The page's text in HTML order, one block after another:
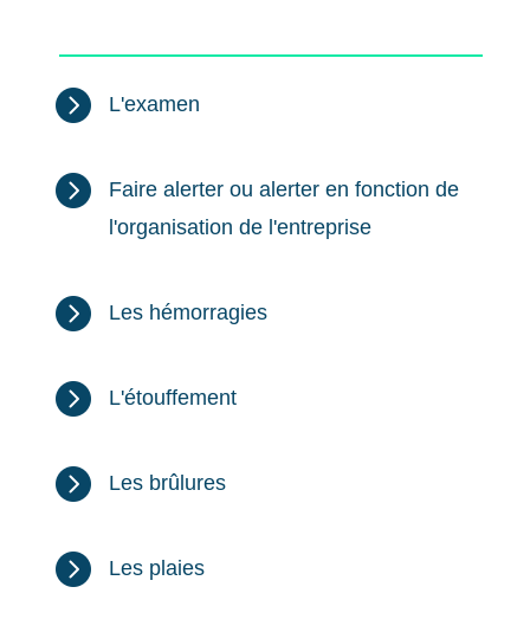
 L'examen

Faire alerter ou alerter en fonction de
l'organisation de l'entreprise
 Les hémorragies
 L'étouffement
 Les brûlures
 Les plaies